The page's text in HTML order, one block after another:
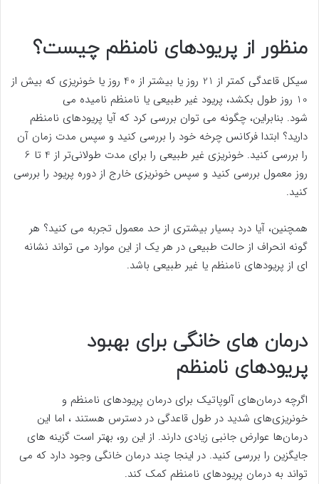
منظور از پریودهای نامنظم چیست؟
سیکل قاعدگی کمتر از 21 روز یا بیشتر از 40 روز یا خونریزی که بیش از
10 روز طول بکشد، پریود غیر طبیعی یا نامنظم نامیده می
شود. بنابراین، چگونه می توان بررسی کرد که آیا پریودهای نامنظم
دارید؟ ابتدا فرکانس چرخه خود را بررسی کنید و سپس مدت زمان آن
را بررسی کنید. خونریزی غیر طبیعی را برای مدت طولانی‌تر از 4 تا 6
روز معمول بررسی کنید و سپس خونریزی خارج از دوره پریود را بررسی
کنید.
همچنین، آیا درد بسیار بیشتری از حد معمول تجربه می کنید؟ هر
گونه انحراف از حالت طبیعی در هر یک از این موارد می تواند نشانه
ای از پریودهای نامنظم یا غیر طبیعی باشد.
درمان های خانگی برای بهبود
پریودهای نامنظم
اگرچه درمان‌های آلوپاتیک برای درمان پریودهای نامنظم و
خونریزی‌های شدید در طول قاعدگی در دسترس هستند ، اما این
درمان‌ها عوارض جانبی زیادی دارند. از این رو، بهتر است گزینه های
جایگزین را بررسی کنید. در اینجا چند درمان خانگی وجود دارد که می
تواند به درمان پریودهای نامنظم کمک کند.